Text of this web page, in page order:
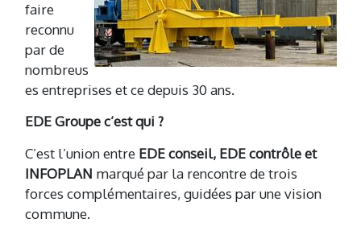
faire
reconnu
par de
nombreus
es entreprises et ce depuis 30 ans.
EDE Groupe c’est qui ?
C’est l’union entre EDE conseil, EDE contrôle et
INFOPLAN marqué par la rencontre de trois
forces complémentaires, guidées par une vision
commune.